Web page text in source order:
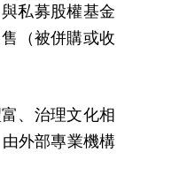
私募股權基金
（被併購或收
、治理文化相
外部專業機構